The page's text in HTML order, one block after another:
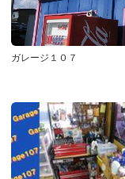
ガレージ１０７